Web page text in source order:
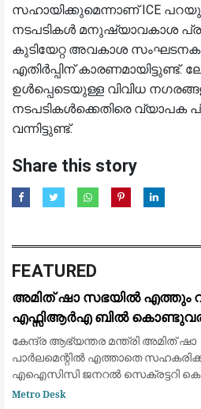
സഹായിക്കുമെന്നാണ് ICE
നടപടികൾ മനുഷ്യാവകാശ
കുടിയേറ്റ അവകാശ
എതിർപ്പിന്
ഉൾപ്പെടെയുള്ള വിവിധ
നടപടികൾക്കെതിരെ വ്യാപക
വന്നിട്ടുണ്ട്.
Share this story
FEATURED
അമിത് ഷാ സഭയിൽ എത്തും
എഫ്സിആർഎ ബിൽ
കരുതേണ്ട: കെ സി
കേന്ദ്ര ആഭ്യന്തര മന്ത്രി അമിത് ഷാ
പാർലമെന്റിൽ എത്താതെ
എഐസിസി ജനറൽ സെക്രട്ടറി കെ
വേണുഗോപാൽ. മണ്ഡല പുനർ
Metro Desk